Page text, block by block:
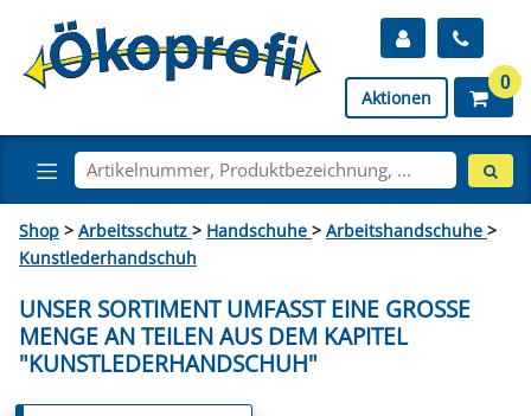
Aktionen
0
Shop > Arbeitsschutz > Handschuhe > Arbeitshandschuhe >
Kunstlederhandschuh
UNSER SORTIMENT UMFASST EINE GROSSE M
ENGE AN TEILEN AUS DEM KAPITEL "
KUNSTLEDERHANDSCHUH"